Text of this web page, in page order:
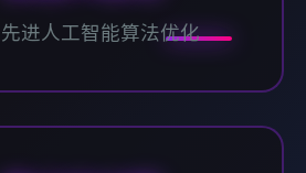
先进人工智能算法优化